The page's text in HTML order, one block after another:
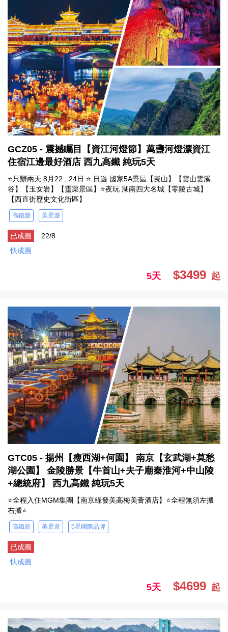
GCZ05 - 震撼矚目【資江河燈節】萬盞河燈漂資江
住宿江邊最好酒店 西九高鐵 純玩5天
⭐只辦兩天 8月22 , 24日 ⭐ 日遊 國家5A景區【崀山】【雲山雲溪
谷】【玉女岩】【靈渠景區】⭐夜玩 湖南四大名城【零陵古城】
【西直街歷史文化街區】
高鐵遊 美景遊
已成團
22/8
快成團
5天 $3499 起
GTC05 - 揚州【瘦西湖+何園】 南京【玄武湖+莫愁
湖公園】 金陵勝景【牛首山+夫子廟秦淮河+中山陵
+總統府】 西九高鐵 純玩5天
⭐全程入住MGM集團【南京綠發美高梅美薈酒店】⭐全程無須左搬
右搬⭐
高鐵遊 美景遊 5星國際品牌
已成團
快成團
5天 $4699 起